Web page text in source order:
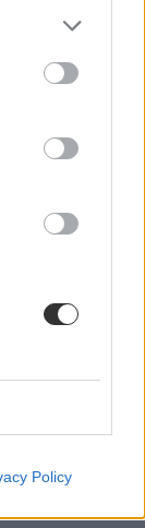
Policy
mit tapasztal a
otthon sem
iskolaérettség” –
hogy a gyerek és
is, hogy az
az oviban.